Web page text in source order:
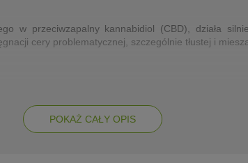
w przeciwzapalny kannabidiol (CBD), działa
cery problematycznej, szczególnie tłustej i
POKAŻ CAŁY OPIS